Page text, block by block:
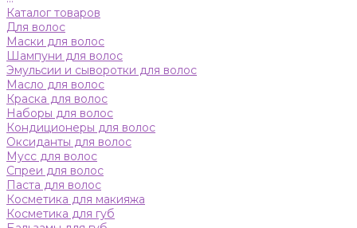
Каталог товаров
Для волос
Маски для волос
Шампуни для волос
Эмульсии и сыворотки для волос
Масло для волос
Краска для волос
Наборы для волос
Кондиционеры для волос
Оксиданты для волос
Мусс для волос
Спреи для волос
Паста для волос
Косметика для макияжа
Косметика для губ